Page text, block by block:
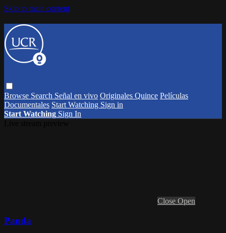
Skip to main content
Browse Search Señal en vivo Originales Quince Películas
Documentales Start Watching Sign in
Start Watching Sign In
Close Open
Panda